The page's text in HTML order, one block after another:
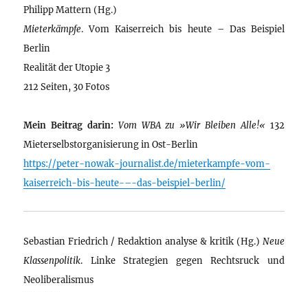
Philipp Mattern (Hg.)
Mieterkämpfe. Vom Kaiserreich bis heute – Das Beispiel
Berlin
Realität der Utopie 3
212 Seiten, 30 Fotos
Mein Beitrag darin: Vom WBA zu »Wir Bleiben Alle!« 132
Mieterselbstorganisierung in Ost-Berlin
https://peter-nowak-journalist.de/mieterkampfe-vom-
kaiserreich-bis-heute-–-das-beispiel-berlin/
Sebastian Friedrich / Redaktion analyse & kritik (Hg.) Neue
Klassenpolitik. Linke Strategien gegen Rechtsruck und
Neoliberalismus